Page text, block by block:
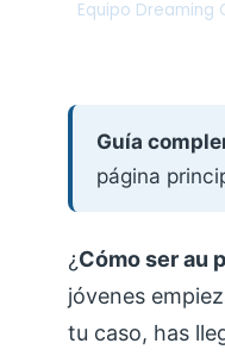
Equipo Dreaming
Guía
página
¿Cómo ser au
jóvenes
tu caso, has